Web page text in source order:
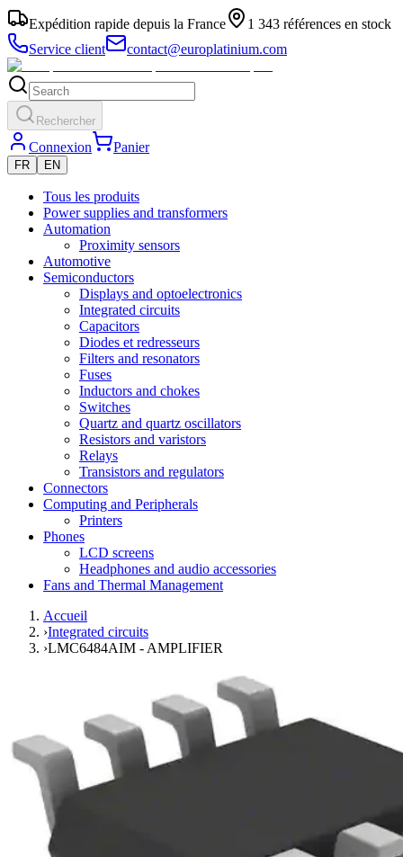
Expédition rapide depuis la France
1 343 références en stock
Service client
contact@europlatinium.com
Rechercher
Connexion Panier
FR EN
Tous les produits
Power supplies and transformers
Automation
Proximity sensors
Automotive
Semiconductors
Displays and optoelectronics
Integrated circuits
Capacitors
Diodes et redresseurs
Filters and resonators
Fuses
Inductors and chokes
Switches
Quartz and quartz oscillators
Resistors and varistors
Relays
Transistors and regulators
Connectors
Computing and Peripherals
Printers
Phones
LCD screens
Headphones and audio accessories
Fans and Thermal Management
Accueil
›Integrated circuits
›LMC6484AIM - AMPLIFIER